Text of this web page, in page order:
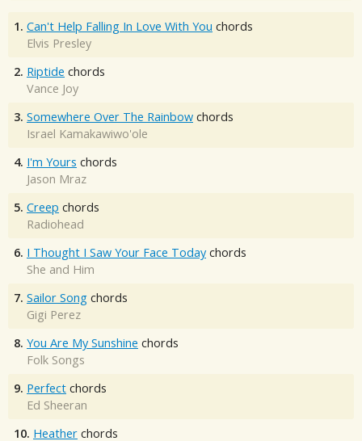
1. Can't Help Falling In Love With You chords
Elvis Presley
2. Riptide chords
Vance Joy
3. Somewhere Over The Rainbow chords
Israel Kamakawiwo'ole
4. I'm Yours chords
Jason Mraz
5. Creep chords
Radiohead
6. I Thought I Saw Your Face Today chords
She and Him
7. Sailor Song chords
Gigi Perez
8. You Are My Sunshine chords
Folk Songs
9. Perfect chords
Ed Sheeran
10. Heather chords